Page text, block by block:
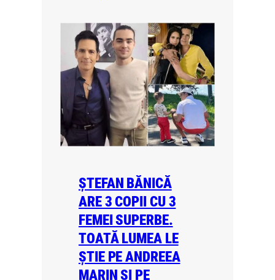
ȘTEFAN BĂNICĂ
ARE 3 COPII CU 3
FEMEI SUPERBE.
TOATĂ LUMEA LE
ȘTIE PE ANDREEA
MARIN ȘI PE